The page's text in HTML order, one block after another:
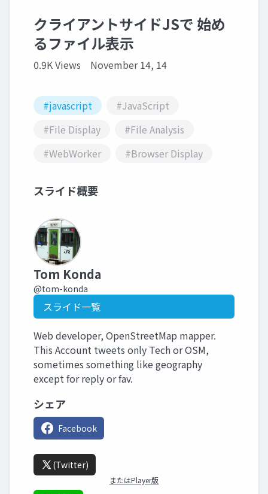
クライアントサイドJSで 始め
るファイル表示
0.9K Views November 14, 14
#javascript
#JavaScript
#File Display
#File Analysis
#WebWorker
#Browser Display
スライド概要
Tom Konda
@tom-konda
スライド一覧
Web developer, OpenStreetMap mapper.
This Account tweets only Tech or OSM,
sometimes something like geography
except for reply or fav.
シェア
Facebook
(Twitter)
またはPlayer版